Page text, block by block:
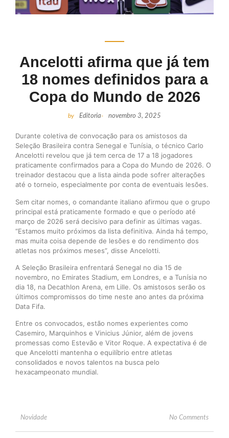
Ancelotti afirma que já tem
18 nomes definidos para a
Copa do Mundo de 2026
by Editoria- novembro 3, 2025
Durante coletiva de convocação para os amistosos da
Seleção Brasileira contra Senegal e Tunísia, o técnico Carlo
Ancelotti revelou que já tem cerca de 17 a 18 jogadores
praticamente confirmados para a Copa do Mundo de 2026. O
treinador destacou que a lista ainda pode sofrer alterações
até o torneio, especialmente por conta de eventuais lesões.
Sem citar nomes, o comandante italiano afirmou que o grupo
principal está praticamente formado e que o período até
março de 2026 será decisivo para definir as últimas vagas.
“Estamos muito próximos da lista definitiva. Ainda há tempo,
mas muita coisa depende de lesões e do rendimento dos
atletas nos próximos meses”, disse Ancelotti.
A Seleção Brasileira enfrentará Senegal no dia 15 de
novembro, no Emirates Stadium, em Londres, e a Tunísia no
dia 18, na Decathlon Arena, em Lille. Os amistosos serão os
últimos compromissos do time neste ano antes da próxima
Data Fifa.
Entre os convocados, estão nomes experientes como
Casemiro, Marquinhos e Vinicius Júnior, além de jovens
promessas como Estevão e Vitor Roque. A expectativa é de
que Ancelotti mantenha o equilíbrio entre atletas
consolidados e novos talentos na busca pelo
hexacampeonato mundial.
Novidade No Comments